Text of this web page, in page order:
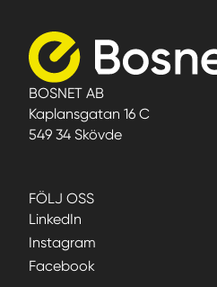
BOSNET AB
Kaplansgatan 16 C
549 34 Skövde
FÖLJ OSS
LinkedIn
Instagram
Facebook